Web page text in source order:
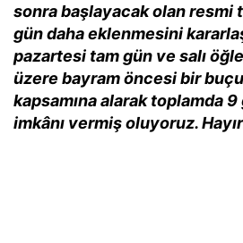
sonra başlayacak olan
gün daha eklenmesini
pazartesi tam gün ve salı
üzere bayram öncesi bir
kapsamına alarak toplamda
imkânı vermiş oluyoruz.